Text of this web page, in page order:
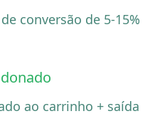
conversão de 5-15%
ao carrinho + saída